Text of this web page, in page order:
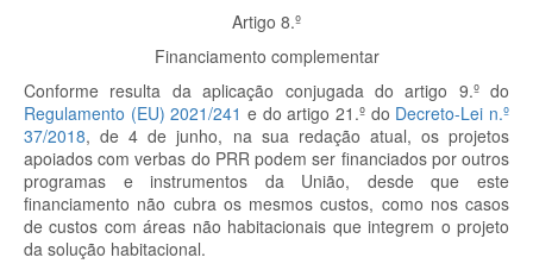
Artigo 8.º
Financiamento complementar
Conforme resulta da aplicação conjugada do artigo 9.º do
Regulamento (EU) 2021/241 e do artigo 21.º do Decreto-Lei n.º
37/2018, de 4 de junho, na sua redação atual, os projetos
apoiados com verbas do PRR podem ser financiados por outros
programas e instrumentos da União, desde que este
financiamento não cubra os mesmos custos, como nos casos
de custos com áreas não habitacionais que integrem o projeto
da solução habitacional.